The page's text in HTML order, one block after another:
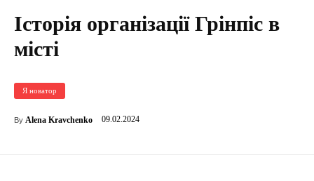
Історія організації Грінпіс в
місті
Я новатор
By Alena Kravchenko 09.02.2024